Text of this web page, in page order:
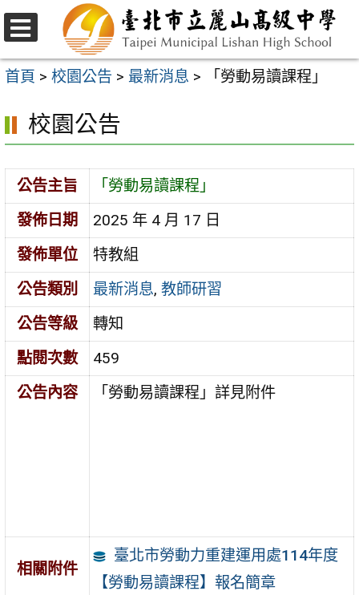
跳
至
主
內
容
選
單
首頁 > 校園公告 > 最新消息 > 「勞動易讀課程」
校園公告
公告主旨
「勞動易讀課程」
發佈日期
2025 年 4 月 17 日
發佈單位
特教組
公告類別
最新消息,教師研習
公告等級
轉知
點閱次數
459
公告內容
「勞動易讀課程」詳見附件
相關附件
臺北市勞動力重建運用處114年度
【勞動易讀課程】報名簡章